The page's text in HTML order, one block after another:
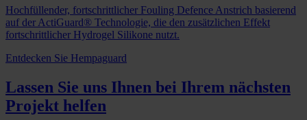
Hochfüllender, fortschrittlicher Fouling Defence Anstrich basierend
auf der ActiGuard® Technologie, die den zusätzlichen Effekt
fortschrittlicher Hydrogel Silikone nutzt.
Entdecken Sie Hempaguard
Lassen Sie uns Ihnen bei Ihrem nächsten
Projekt helfen